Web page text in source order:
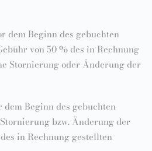
dem Beginn des gebuchten
von 50 % des in Rechnung
Stornierung oder Änderung der
dem Beginn des gebuchten
bzw. Änderung der
in Rechnung gestellten